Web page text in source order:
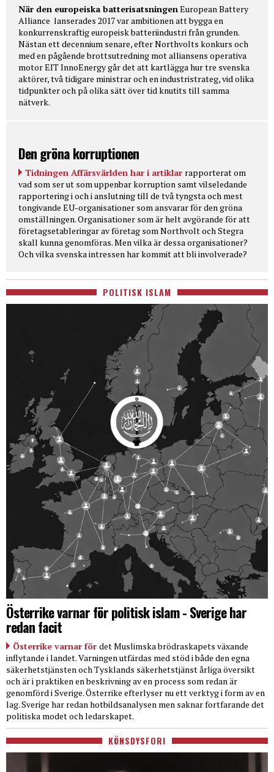
När den europeiska batterisatsningen European Battery
Alliance lanserades 2017 var ambitionen att bygga en
konkurrenskraftig europeisk batteriindustri från grunden.
Nästan ett decennium senare, efter Northvolts konkurs och
med en pågående brottsutredning mot alliansens operativa
motor EIT InnoEnergy går det att kartlägga hur tre svenska
aktörer, två tidigare ministrar och en industristrateg, vid olika
tidpunkter och på olika sätt över tid knutits till samma
nätverk.
Den gröna korruptionen
Tidningen Affärsvärlden har i artiklar rapporterat om
vad som ser ut som uppenbar korruption samt vilseledande
rapportering i och i anslutning till de två tyngsta och mest
tongivande EU-organisationer som ansvarar för den gröna
omställningen. Organisationer som är helt avgörande för att
företagsetableringar av företag som Northvolt och Stegra
skall kunna genomföras. Men vilka är dessa organisationer?
Och vilka svenska intressen har kommit att bli involverade?
POLITISK ISLAM
Österrike varnar för politisk islam - Sverige har
redan facit
Österrike varnar för det Muslimska brödraskapets växande
inflytande i landet. Varningen utfärdas med stöd i både den egna
säkerhetstjänsten och Tysklands säkerhetstjänst årliga översikt
och är i praktiken en beskrivning av en process som redan är
genomförd i Sverige. Österrike efterlyser nu ett verktyg i form av en
lag. Sverige har redan hotbildsanalysen men saknar fortfarande det
politiska modet och ledarskapet.
KÖNSDYSFORI